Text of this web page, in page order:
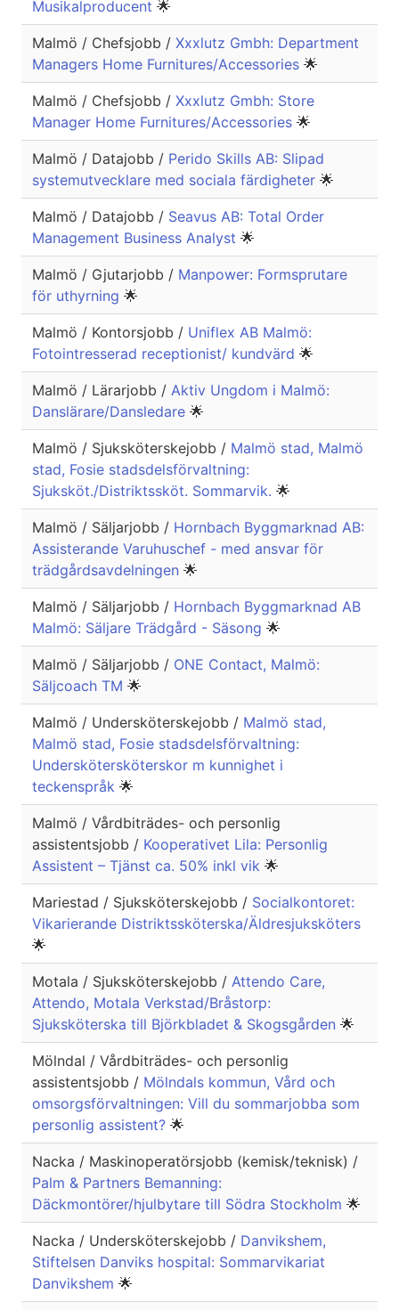
Musikalproducent 🌟
Malmö / Chefsjobb / Xxxlutz Gmbh: Department
Managers Home Furnitures/Accessories 🌟
Malmö / Chefsjobb / Xxxlutz Gmbh: Store
Manager Home Furnitures/Accessories 🌟
Malmö / Datajobb / Perido Skills AB: Slipad
systemutvecklare med sociala färdigheter 🌟
Malmö / Datajobb / Seavus AB: Total Order
Management Business Analyst 🌟
Malmö / Gjutarjobb / Manpower: Formsprutare
för uthyrning 🌟
Malmö / Kontorsjobb / Uniflex AB Malmö:
Fotointresserad receptionist/ kundvärd 🌟
Malmö / Lärarjobb / Aktiv Ungdom i Malmö:
Danslärare/Dansledare 🌟
Malmö / Sjuksköterskejobb / Malmö stad, Malmö
stad, Fosie stadsdelsförvaltning:
Sjuksköt./Distriktssköt. Sommarvik. 🌟
Malmö / Säljarjobb / Hornbach Byggmarknad AB:
Assisterande Varuhuschef - med ansvar för
trädgårdsavdelningen 🌟
Malmö / Säljarjobb / Hornbach Byggmarknad AB
Malmö: Säljare Trädgård - Säsong 🌟
Malmö / Säljarjobb / ONE Contact, Malmö:
Säljcoach TM 🌟
Malmö / Undersköterskejobb / Malmö stad,
Malmö stad, Fosie stadsdelsförvaltning:
Underskötersköterskor m kunnighet i
teckenspråk 🌟
Malmö / Vårdbiträdes- och personlig
assistentsjobb / Kooperativet Lila: Personlig
Assistent – Tjänst ca. 50% inkl vik 🌟
Mariestad / Sjuksköterskejobb / Socialkontoret:
Vikarierande Distriktssköterska/Äldresjuksköters
🌟
Motala / Sjuksköterskejobb / Attendo Care,
Attendo, Motala Verkstad/Bråstorp:
Sjuksköterska till Björkbladet & Skogsgården 🌟
Mölndal / Vårdbiträdes- och personlig
assistentsjobb / Mölndals kommun, Vård och
omsorgsförvaltningen: Vill du sommarjobba som
personlig assistent? 🌟
Nacka / Maskinoperatörsjobb (kemisk/teknisk) /
Palm & Partners Bemanning:
Däckmontörer/hjulbytare till Södra Stockholm 🌟
Nacka / Undersköterskejobb / Danvikshem,
Stiftelsen Danviks hospital: Sommarvikariat
Danvikshem 🌟